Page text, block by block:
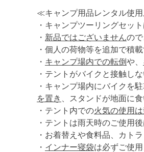
≪キャンプ用品レンタル使
・キャンプツーリングセット
・ 新品ではございませんの
・個人の荷物等を追加で積
・ キャンプ場内での転倒や、
・テントがバイクと接触し
・キャンプ場内にバイクを
を置き
、スタンドが地面に
・テント内での火気の使用は
・テントは雨天時のご使用
・お着替えや食料品、カト
・ インナー寝袋は必ずご使用